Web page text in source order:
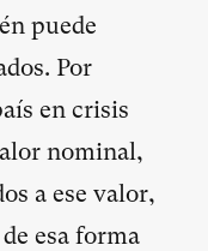
puede
Por
en crisis
nominal,
a ese valor,
esa forma